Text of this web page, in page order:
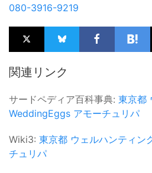
080-3916-9219
関連リンク
サードペディア百科事典: 東京都
WeddingEggs アモーチュリパ
Wiki3: 東京都 ウェルハンティン
チュリパ